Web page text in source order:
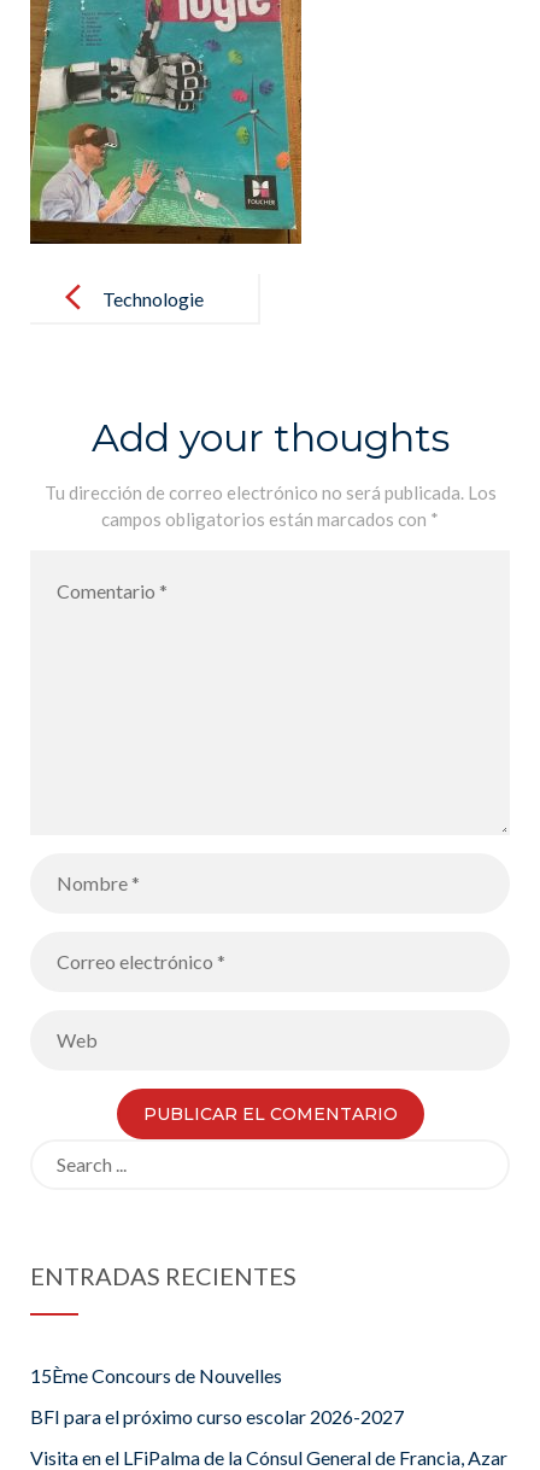
navigationTechnologie
Add your thoughts
Tu dirección de correo electrónico no será publicada. Los
campos obligatorios están marcados con *
ENTRADAS RECIENTES
15Ème Concours de Nouvelles
BFI para el próximo curso escolar 2026-2027
Visita en el LFiPalma de la Cónsul General de Francia, Azar